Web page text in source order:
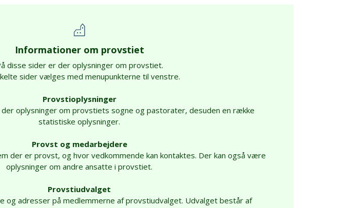
Informationer om provstiet
disse sider er der oplysninger om provstiet.
sider vælges med menupunkterne til venstre.
Provstioplysninger
oplysninger om provstiets sogne og pastorater, desuden en række
statistiske oplysninger.
Provst og medarbejdere
der er provst, og hvor vedkommende kan kontaktes. Der kan også være
oplysninger om andre ansatte i provstiet.
Provstiudvalget
og adresser på medlemmerne af provstiudvalget. Udvalget består af